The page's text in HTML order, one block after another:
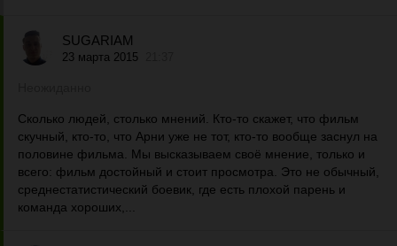
SUGARIAM
23 марта 2015
Сколько людей, столько мнений. Кто-то скажет, что фильм
скучный, кто-то, что Арни уже не тот, кто-то вообще заснул на
половине фильма. Мы высказываем своё мнение, только и
всего: фильм достойный и стоит просмотра. Это не обычный,
среднестатистический боевик, где есть плохой парень и
команда хороших,...